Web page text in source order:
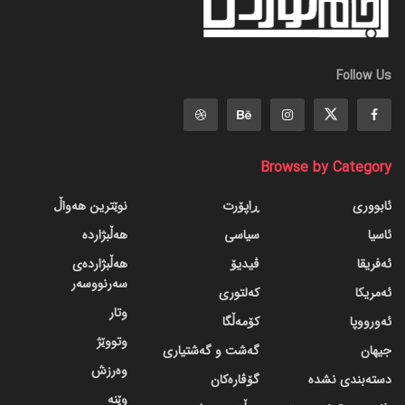
Follow Us
Browse by Category
ئابووری
ئاسیا
ئەفریقا
ئەمریکا
ئەورووپا
جیهان
دسته‌بندی نشده
ڕاپۆرت
سیاسی
ڤیدیۆ
کەلتوری
کۆمەڵگا
گه‌شت و گه‌شتیاری
گۆڤاره‌کان
نوێترین هەواڵ
هەڵبژاردە
هەڵبژاردەی
سەرنووسەر
وتار
وتووێژ
وەرزش
وێنە